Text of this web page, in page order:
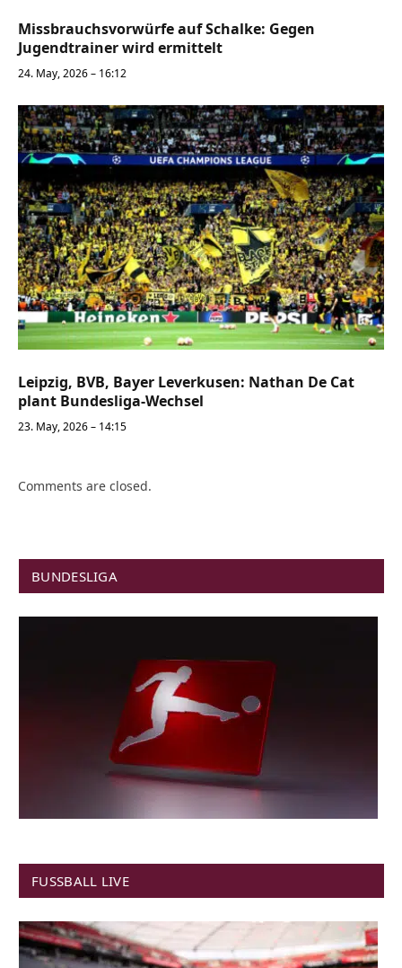
Missbrauchsvorwürfe auf Schalke: Gegen
Jugendtrainer wird ermittelt
24. May, 2026 – 16:12
Leipzig, BVB, Bayer Leverkusen: Nathan De Cat
plant Bundesliga-Wechsel
23. May, 2026 – 14:15
Comments are closed.
BUNDESLIGA
FUSSBALL LIVE